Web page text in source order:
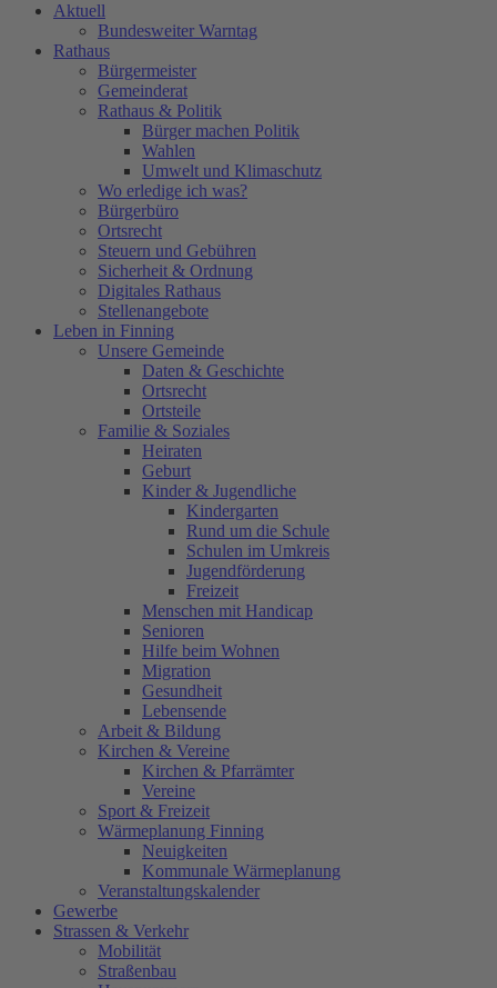
Aktuell
Bundesweiter Warntag
Rathaus
Bürgermeister
Gemeinderat
Rathaus & Politik
Bürger machen Politik
Wahlen
Umwelt und Klimaschutz
Wo erledige ich was?
Bürgerbüro
Ortsrecht
Steuern und Gebühren
Sicherheit & Ordnung
Digitales Rathaus
Stellenangebote
Leben in Finning
Unsere Gemeinde
Daten & Geschichte
Ortsrecht
Ortsteile
Familie & Soziales
Heiraten
Geburt
Kinder & Jugendliche
Kindergarten
Rund um die Schule
Schulen im Umkreis
Jugendförderung
Freizeit
Menschen mit Handicap
Senioren
Hilfe beim Wohnen
Migration
Gesundheit
Lebensende
Arbeit & Bildung
Kirchen & Vereine
Kirchen & Pfarrämter
Vereine
Sport & Freizeit
Wärmeplanung Finning
Neuigkeiten
Kommunale Wärmeplanung
Veranstaltungskalender
Gewerbe
Strassen & Verkehr
Mobilität
Straßenbau